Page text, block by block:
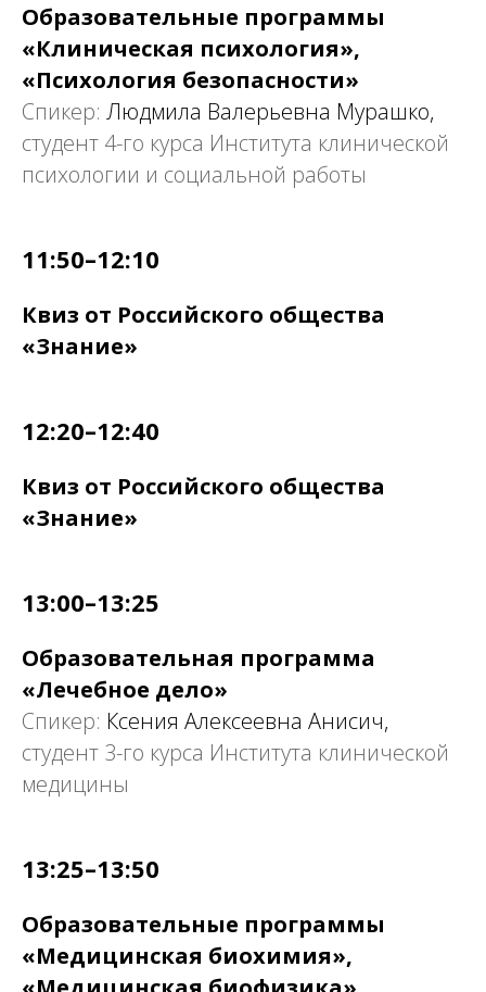
Образовательные программы
«Клиническая психология»,
«Психология безопасности»
Спикер: Людмила Валерьевна Мурашко,
студент 4-го курса Института клинической
психологии и социальной работы
11:50–12:10
Квиз от Российского общества
«Знание»
12:20–12:40
Квиз от Российского общества
«Знание»
13:00–13:25
Образовательная программа
«Лечебное дело»
Спикер: Ксения Алексеевна Анисич,
студент 3-го курса Института клинической
медицины
13:25–13:50
Образовательные программы
«Медицинская биохимия»,